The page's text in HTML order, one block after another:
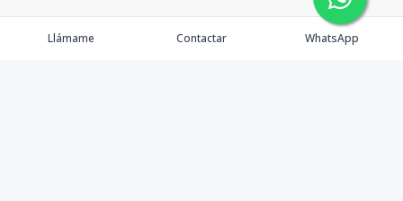
Llámame Contactar WhatsApp